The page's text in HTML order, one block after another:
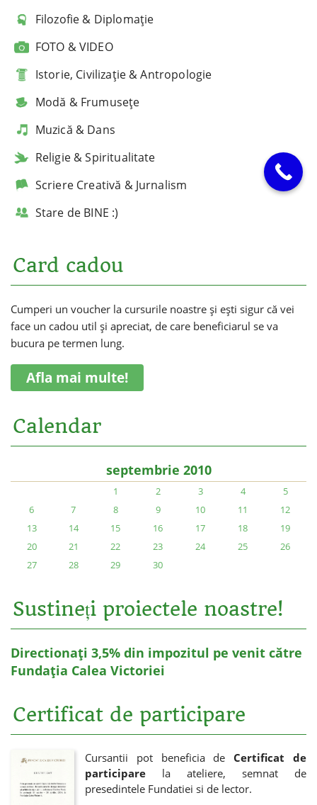
Filozofie & Diplomație
FOTO & VIDEO
Istorie, Civilizație & Antropologie
Modă & Frumusețe
Muzică & Dans
Religie & Spiritualitate
Scriere Creativă & Jurnalism
Stare de BINE :)
Card cadou
Cumperi un voucher la cursurile noastre și ești sigur că vei
face un cadou util și apreciat, de care beneficiarul se va
bucura pe termen lung.
Afla mai multe!
Calendar
septembrie 2010
1 2 3 4
5
6
7 8 9 10 11
12
13
14 15 16 17 18
19
20
21 22 23 24 25
26
27
28 29 30
Sustineți proiectele noastre!
Directionați 3,5% din impozitul pe venit către
Fundația Calea Victoriei
Certificat de participare
Cursantii pot beneficia de Certificat de
participare la ateliere, semnat de
presedintele Fundatiei si de lector.